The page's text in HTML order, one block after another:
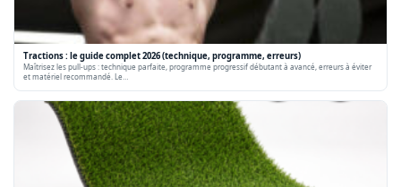
Tractions : le guide complet 2026 (technique, programme, erreurs)
Maîtrisez les pull-ups : technique parfaite, programme progressif débutant à avancé, erreurs à éviter
et matériel recommandé. Le…